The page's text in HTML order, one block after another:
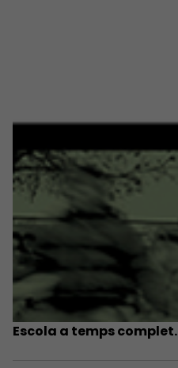
Escola a temps complet.